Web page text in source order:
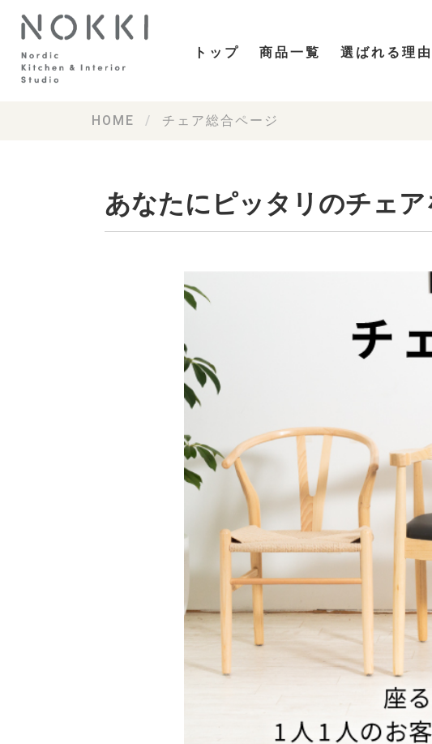
トップ 商品一覧 選ばれる理由
HOME チェア総合ページ
あなたにピッタリのチェア